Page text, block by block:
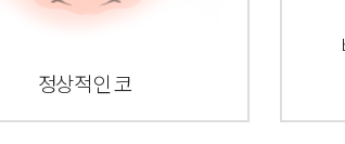
정상적인 코